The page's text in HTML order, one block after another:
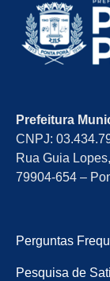
Prefeitura
CNPJ:
Rua Guia
79904-654 –
Perguntas
Pesquisa de